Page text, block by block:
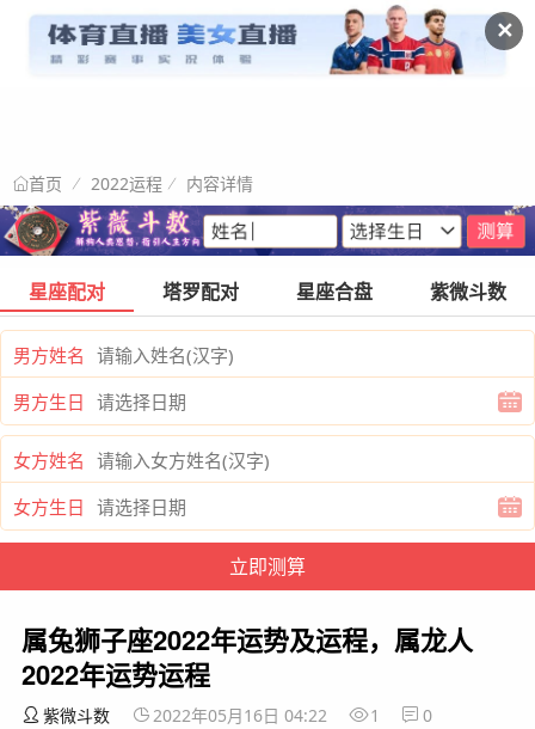
✕
首页 2022运程 内容详情
星座配对 塔罗配对 星座合盘 紫微斗数
男方姓名
男方生日
女方姓名
女方生日
属兔狮子座2022年运势及运程，属龙人
2022年运势运程
紫微斗数 2022年05月16日 04:22 1 0